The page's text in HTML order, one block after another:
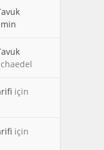
için
için